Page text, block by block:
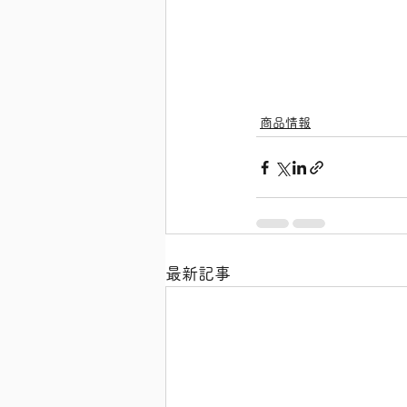
商品情報
最新記事